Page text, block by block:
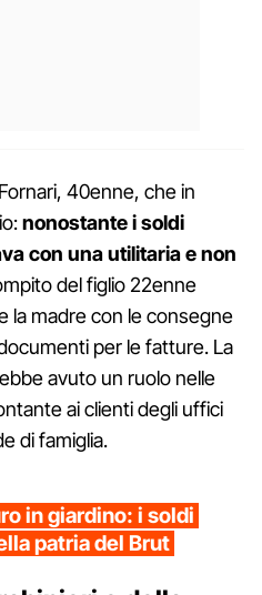
40enne, che in
nonostante i soldi
con una utilitaria e non
del figlio 22enne
la madre con le consegne
per le fatture. La
avuto un ruolo nelle
ai clienti degli uffici
di famiglia.
in giardino: i soldi
patria del Brut